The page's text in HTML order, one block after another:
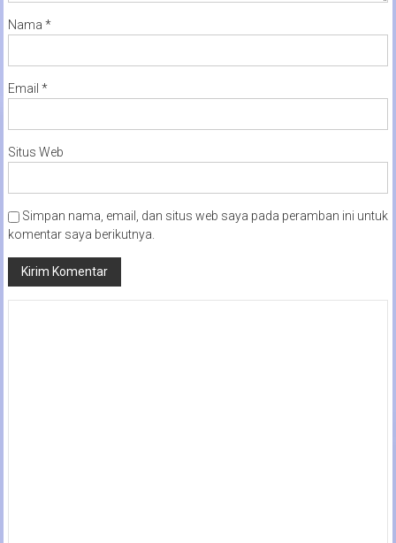
Nama *
Email *
Situs Web
Simpan nama, email, dan situs web saya pada peramban ini untuk
komentar saya berikutnya.